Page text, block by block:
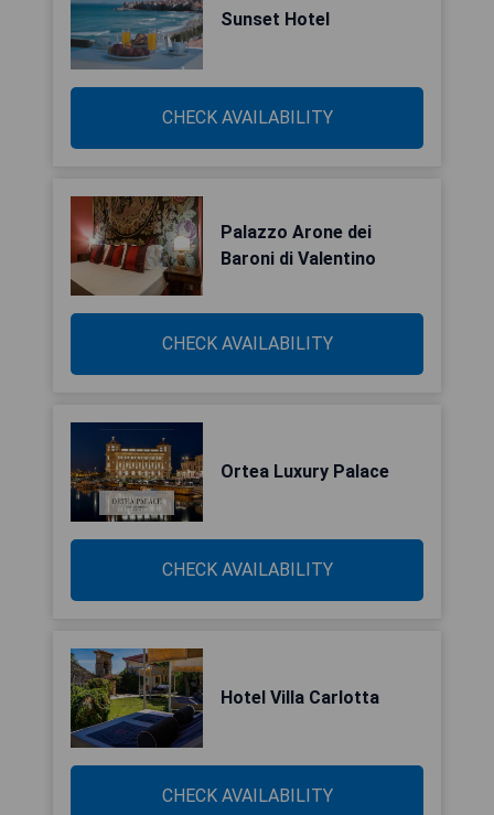
Sunset Hotel
CHECK AVAILABILITY
Palazzo Arone dei
Baroni di Valentino
CHECK AVAILABILITY
Ortea Luxury Palace
CHECK AVAILABILITY
Hotel Villa Carlotta
CHECK AVAILABILITY